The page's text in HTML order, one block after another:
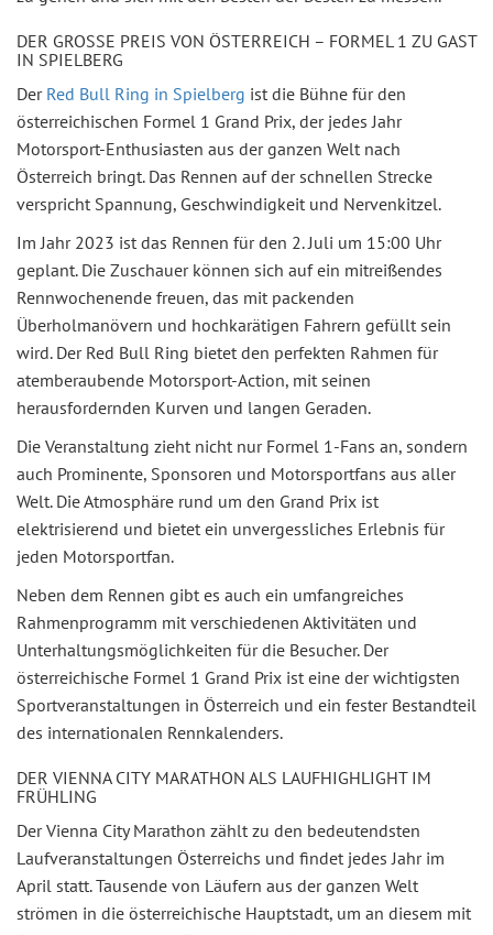
DER GROSSE PREIS VON ÖSTERREICH – FORMEL 1 ZU GAST I
N SPIELBERG
Der Red Bull Ring in Spielberg ist die Bühne für den
österreichischen Formel 1 Grand Prix, der jedes Jahr
Motorsport-Enthusiasten aus der ganzen Welt nach
Österreich bringt. Das Rennen auf der schnellen Strecke
verspricht Spannung, Geschwindigkeit und Nervenkitzel.
Im Jahr 2023 ist das Rennen für den 2. Juli um 15:00 Uhr
geplant. Die Zuschauer können sich auf ein mitreißendes
Rennwochenende freuen, das mit packenden
Überholmanövern und hochkarätigen Fahrern gefüllt sein
wird. Der Red Bull Ring bietet den perfekten Rahmen für
atemberaubende Motorsport-Action, mit seinen
herausfordernden Kurven und langen Geraden.
Die Veranstaltung zieht nicht nur Formel 1-Fans an, sondern
auch Prominente, Sponsoren und Motorsportfans aus aller
Welt. Die Atmosphäre rund um den Grand Prix ist
elektrisierend und bietet ein unvergessliches Erlebnis für
jeden Motorsportfan.
Neben dem Rennen gibt es auch ein umfangreiches
Rahmenprogramm mit verschiedenen Aktivitäten und
Unterhaltungsmöglichkeiten für die Besucher. Der
österreichische Formel 1 Grand Prix ist eine der wichtigsten
Sportveranstaltungen in Österreich und ein fester Bestandteil
des internationalen Rennkalenders.
DER VIENNA CITY MARATHON ALS LAUFHIGHLIGHT IM
FRÜHLING
Der Vienna City Marathon zählt zu den bedeutendsten
Laufveranstaltungen Österreichs und findet jedes Jahr im
April statt. Tausende von Läufern aus der ganzen Welt
strömen in die österreichische Hauptstadt, um an diesem mit